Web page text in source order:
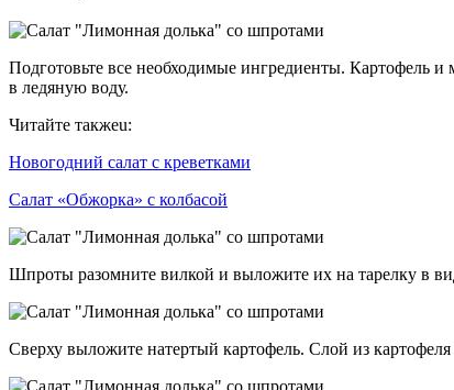
Подготовьте все необходимые ингредиенты. Картофель
в ледяную воду.
Читайте такжеu:
Новогодний салат с креветками
Салат «Обжорка» с колбасой
Шпроты разомните вилкой и выложите их на тарелку в
Сверху выложите натертый картофель. Слой из